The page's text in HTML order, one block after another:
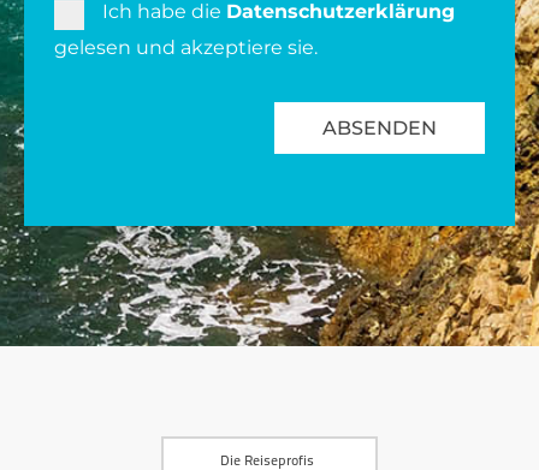
Ich habe die Datenschutzerklärung
gelesen und akzeptiere sie.